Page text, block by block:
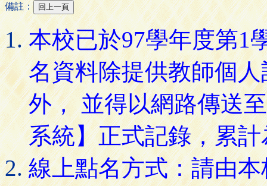
備註：
本校已於97學年度第1
名資料除提供教師個
外， 並得以網路傳送
系統】正式記錄，累
線上點名方式：請由